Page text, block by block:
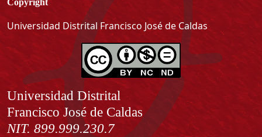
Copyright
Universidad Distrital Francisco José de Caldas
Información
Universidad Distrital
Francisco José de Caldas
NIT. 899.999.230.7